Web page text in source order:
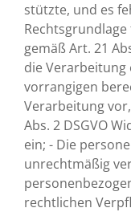
stützte, und es
gemäß Art. 21
die Verarbeitung
vorrangigen
Verarbeitung
Abs. 2 DSGVO
ein; - Die
unrechtmäßig
rechtlichen